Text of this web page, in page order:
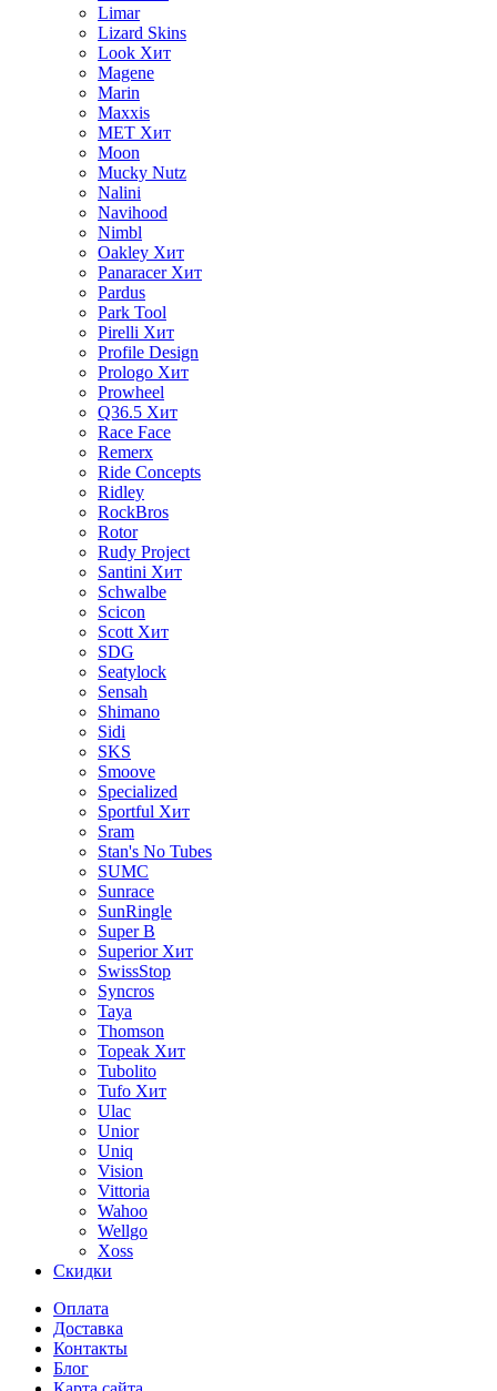
Limar
Lizard Skins
Look Хит
Magene
Marin
Maxxis
MET Хит
Moon
Mucky Nutz
Nalini
Navihood
Nimbl
Oakley Хит
Panaracer Хит
Pardus
Park Tool
Pirelli Хит
Profile Design
Prologo Хит
Prowheel
Q36.5 Хит
Race Face
Remerx
Ride Concepts
Ridley
RockBros
Rotor
Rudy Project
Santini Хит
Schwalbe
Scicon
Scott Хит
SDG
Seatylock
Sensah
Shimano
Sidi
SKS
Smoove
Specialized
Sportful Хит
Sram
Stan's No Tubes
SUMC
Sunrace
SunRingle
Super B
Superior Хит
SwissStop
Syncros
Taya
Thomson
Topeak Хит
Tubolito
Tufo Хит
Ulac
Unior
Uniq
Vision
Vittoria
Wahoo
Wellgo
Xoss
Скидки
Оплата
Доставка
Контакты
Блог